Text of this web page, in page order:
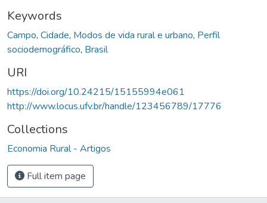
Keywords
Campo, Cidade, Modos de vida rural e urbano, Perfil
sociodemográfico, Brasil
URI
https://doi.org/10.24215/15155994e061
http://www.locus.ufv.br/handle/123456789/17776
Collections
Economia Rural - Artigos
Full item page